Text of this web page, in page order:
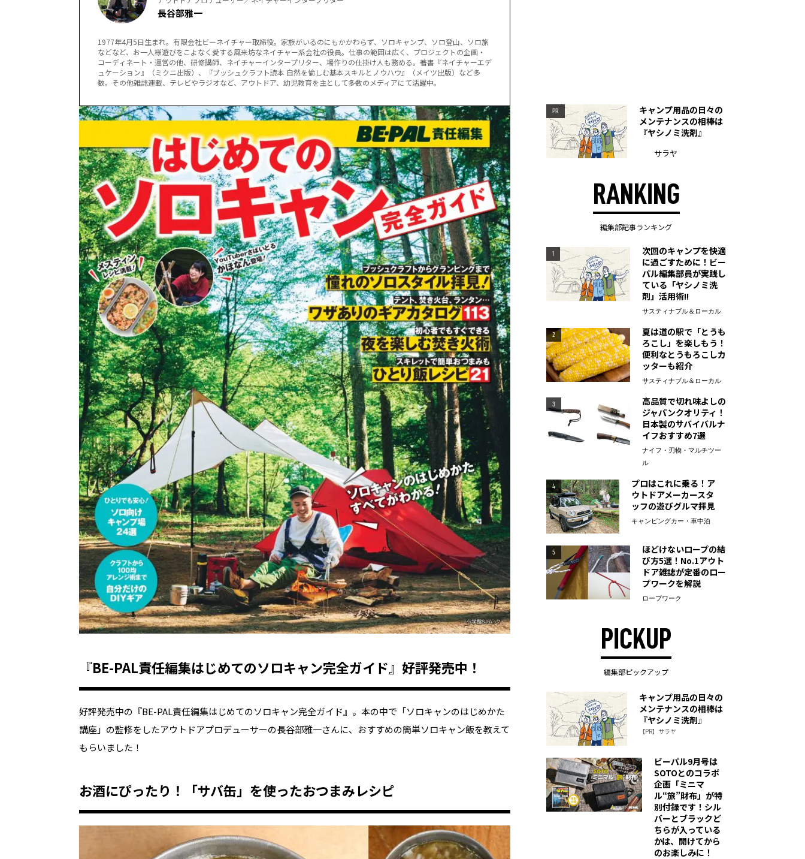
長谷部雅一
1977年4月5日生まれ。有限会社ビーネイチャー取締役。家族がいるのにもかかわらず、ソロキャンプ、ソロ登山、ソロ旅
などなど、お一人様遊びをこよなく愛する風来坊なネイチャー系会社の役員。仕事の範囲は広く、プロジェクトの企画・
コーディネート・運営の他、研修講師、ネイチャーインタープリター、場作りの仕掛け人も務める。著書『ネイチャーエデ
ュケーション』（ミクニ出版）、『ブッシュクラフト読本 自然を愉しむ基本スキルとノウハウ』（メイツ出版）など多
数。その他雑誌連載、テレビやラジオなど、アウトドア、幼児教育を主として多数のメディアにて活躍中。
『BE-PAL責任編集はじめてのソロキャン完全ガイド』好評発売中！
好評発売中の『BE-PAL責任編集はじめてのソロキャン完全ガイド』。本の中で「ソロキャンのはじめかた
講座」の監修をしたアウトドアプロデューサーの長谷部雅一さんに、おすすめの簡単ソロキャン飯を教えて
もらいました！
お酒にぴったり！「サバ缶」を使ったおつまみレシピ
PR
キャンプ用品の日々の
メンテナンスの相棒は
『ヤシノミ洗剤』
サラヤ
RANKING
編集部記事ランキング
1
次回のキャンプを快適
に過ごすために！ビー
パル編集部員が実践し
ている「ヤシノミ洗
剤」活用術!!
サスティナブル＆ローカル
2
夏は道の駅で「とうも
ろこし」を楽しもう！
便利なとうもろこしカ
ッターも紹介
サスティナブル＆ローカル
3
高品質で切れ味よしの
ジャパンクオリティ！
日本製のサバイバルナ
イフおすすめ7選
ナイフ・刃物・マルチツー
ル
4
プロはこれに乗る！ア
ウトドアメーカースタ
ッフの遊びグルマ拝見
キャンピングカー・車中泊
5
ほどけないロープの結
び方5選！No.1アウト
ドア雑誌が定番のロー
プワークを解説
ロープワーク
PICKUP
編集部ピックアップ
キャンプ用品の日々の
メンテナンスの相棒は
『ヤシノミ洗剤』
【PR】サラヤ
ビーパル9月号は
SOTOとのコラボ
企画「ミニマ
ル“旅”財布」が特
別付録です！シル
バーとブラックど
ちらが入っている
かは、開けてから
のお楽しみに！